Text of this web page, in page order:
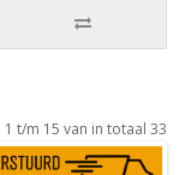
1 t/m 15 van in totaal 33